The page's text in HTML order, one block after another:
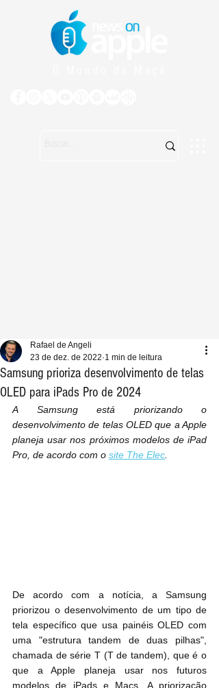
Samsung prioriza desenvolvimento de telas
OLED para iPads Pro de 2024
Rafael de Angeli
23 de dez. de 2022 1 min de leitura
A Samsung está priorizando o
desenvolvimento de telas OLED que a Apple
planeja usar nos próximos modelos de iPad
Pro, de acordo com o site The Elec
De acordo com a notícia, a Samsung
priorizou o desenvolvimento de um tipo de
tela específico que usa painéis OLED com
uma "estrutura tandem de duas pilhas",
chamada de série T (T de tandem), que é o
que a Apple planeja usar nos futuros
modelos de ‌iPad‌s e Macs. A priorização